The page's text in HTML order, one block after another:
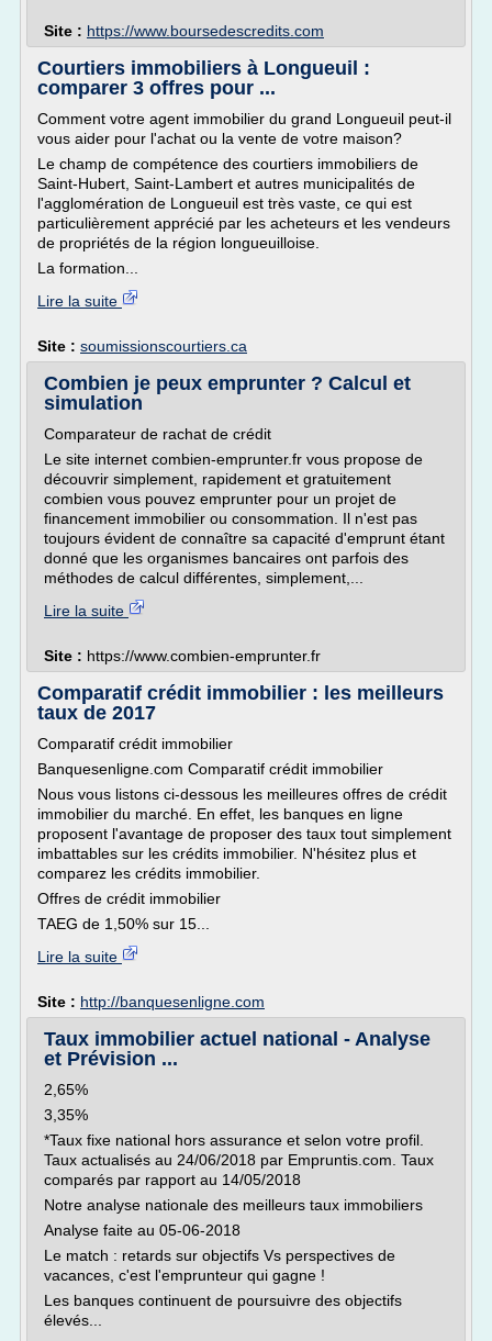
Site : https://www.boursedescredits.com
Courtiers immobiliers à Longueuil :
comparer 3 offres pour ...
Comment votre agent immobilier du grand Longueuil peut-il
vous aider pour l'achat ou la vente de votre maison?
Le champ de compétence des courtiers immobiliers de
Saint-Hubert, Saint-Lambert et autres municipalités de
l'agglomération de Longueuil est très vaste, ce qui est
particulièrement apprécié par les acheteurs et les vendeurs
de propriétés de la région longueuilloise.
La formation...
Lire la suite
Site : soumissionscourtiers.ca
Combien je peux emprunter ? Calcul et
simulation
Comparateur de rachat de crédit
Le site internet combien-emprunter.fr vous propose de
découvrir simplement, rapidement et gratuitement
combien vous pouvez emprunter pour un projet de
financement immobilier ou consommation. Il n'est pas
toujours évident de connaître sa capacité d'emprunt étant
donné que les organismes bancaires ont parfois des
méthodes de calcul différentes, simplement,...
Lire la suite
Site : https://www.combien-emprunter.fr
Comparatif crédit immobilier : les meilleurs
taux de 2017
Comparatif crédit immobilier
Banquesenligne.com Comparatif crédit immobilier
Nous vous listons ci-dessous les meilleures offres de crédit
immobilier du marché. En effet, les banques en ligne
proposent l'avantage de proposer des taux tout simplement
imbattables sur les crédits immobilier. N'hésitez plus et
comparez les crédits immobilier.
Offres de crédit immobilier
TAEG de 1,50% sur 15...
Lire la suite
Site : http://banquesenligne.com
Taux immobilier actuel national - Analyse
et Prévision ...
2,65%
3,35%
*Taux fixe national hors assurance et selon votre profil.
Taux actualisés au 24/06/2018 par Empruntis.com. Taux
comparés par rapport au 14/05/2018
Notre analyse nationale des meilleurs taux immobiliers
Analyse faite au 05-06-2018
Le match : retards sur objectifs Vs perspectives de
vacances, c'est l'emprunteur qui gagne !
Les banques continuent de poursuivre des objectifs
élevés...